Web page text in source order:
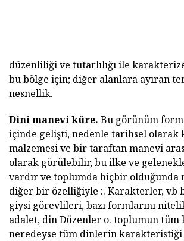
düzenliliği ve tutarlılığı ile
bu bölge için; diğer alanlara ayıran
nesnellik.
Dini manevi küre. Bu görünüm
içinde gelişti, nedenle tarihsel olarak
malzemesi ve bir taraftan manevi
olarak görülebilir, bu ilke ve
vardır ve toplumda hiçbir olduğunda
diğer bir özelliğiyle :. Karakterler, vb
giysi görevlileri, bazı formlarını
adalet, din Düzenler o. toplumun tüm
neredeyse tüm dinlerin karakteristiği